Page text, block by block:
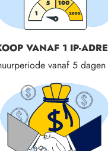
VANAF 1 IP-
vanaf 5